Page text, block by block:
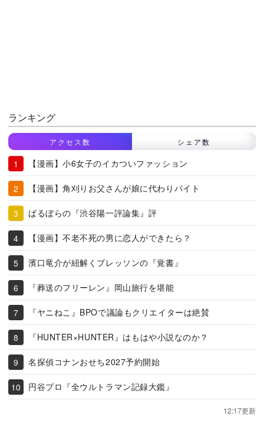
ランキング
アクセス数 シェア数
【漫画】小6女子のイカついファッション
【漫画】角刈りお父さんが娘に代わりバイト
ばるぼらの『渋谷陽一評論集』評
【漫画】不老不死の男に恋人ができたら？
濱口竜介が紐解くブレッソンの『覚書』
『葬送のフリーレン』岡山旅行を堪能
『ヤニねこ』BPOで議論もクリエイターは絶賛
『HUNTER×HUNTER』はもはや小説なのか？
名探偵コナンおせち2027予約開始
円谷プロ『全ウルトラマン記録大鑑』
12:17更新